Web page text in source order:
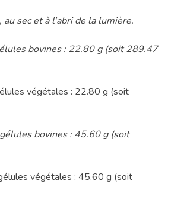
au sec et à l'abri de la lumière.
bovines : 22.80 g (soit 289.47
végétales : 22.80 g (soit
bovines : 45.60 g (soit
végétales : 45.60 g (soit